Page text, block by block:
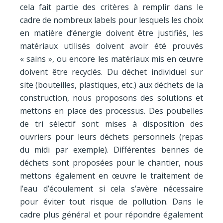
cela fait partie des critères à remplir dans le
cadre de nombreux labels pour lesquels les choix
en matière d’énergie doivent être justifiés, les
matériaux utilisés doivent avoir été prouvés
« sains », ou encore les matériaux mis en œuvre
doivent être recyclés. Du déchet individuel sur
site (bouteilles, plastiques, etc.) aux déchets de la
construction, nous proposons des solutions et
mettons en place des processus. Des poubelles
de tri sélectif sont mises à disposition des
ouvriers pour leurs déchets personnels (repas
du midi par exemple). Différentes bennes de
déchets sont proposées pour le chantier, nous
mettons également en œuvre le traitement de
l’eau d’écoulement si cela s’avère nécessaire
pour éviter tout risque de pollution. Dans le
cadre plus général et pour répondre également